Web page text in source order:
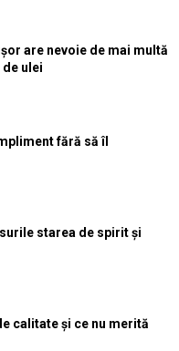
are nevoie de mai multă
ulei
fără să îl
starea de spirit și
calitate și ce nu merită